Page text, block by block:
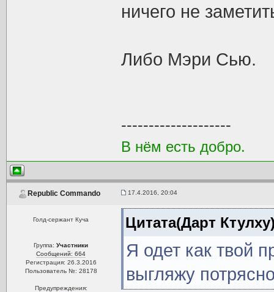
ничего не
Либо Мэри Сью.
--------------------
В нём есть добро.
Republic Commando 17.4.2016, 20:04
Голд-сержант Куча
Группа:Участники
Сообщений: 664
Регистрация: 26.3.2016
Пользователь №: 28178
Предупреждения:
Цитата(Дарт
Я одет как твой
выгляжу